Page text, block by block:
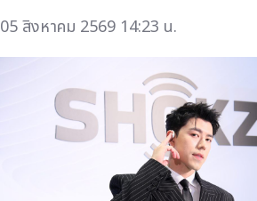
05 สิงหาคม 2569 14:23 น.